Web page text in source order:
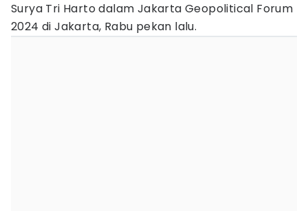
Surya Tri Harto dalam Jakarta Geopolitical Forum
2024 di Jakarta, Rabu pekan lalu.